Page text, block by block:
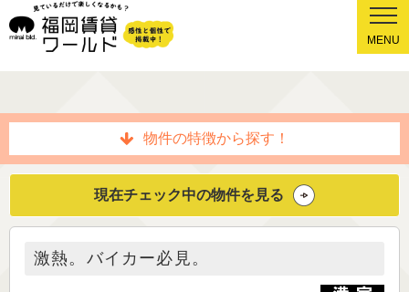
MENU
物件の特徴から探す！
現在チェック中の物件を見る
激熱。バイカー必見。